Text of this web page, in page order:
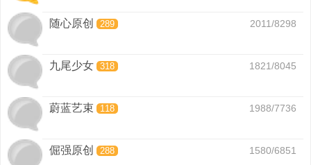
随心原创 289 2011/8298
九尾少女 318 1821/8045
蔚蓝艺束 118 1988/7736
倔强原创 288 1580/6851